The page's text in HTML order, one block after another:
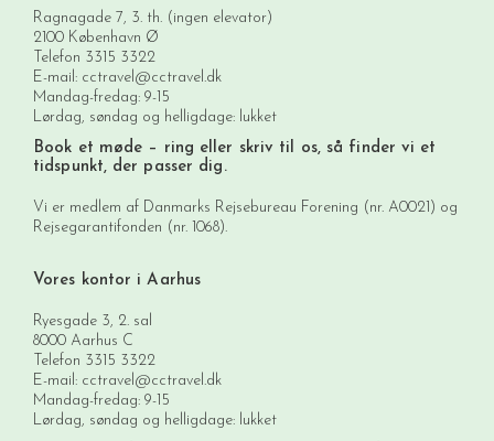
Ragnagade 7, 3. th. (ingen elevator)
2100 København Ø
Telefon 3315 3322
E-mail: cctravel@cctravel.dk
Mandag-fredag: 9-15
Lørdag, søndag og helligdage: lukket
Book et møde – ring eller skriv til os, så finder vi et
tidspunkt, der passer dig.
Vi er medlem af Danmarks Rejsebureau Forening (nr. A0021) og
Rejsegarantifonden (nr. 1068).
Vores kontor i Aarhus
Ryesgade 3, 2. sal
8000 Aarhus C
Telefon 3315 3322
E-mail: cctravel@cctravel.dk
Mandag-fredag: 9-15
Lørdag, søndag og helligdage: lukket